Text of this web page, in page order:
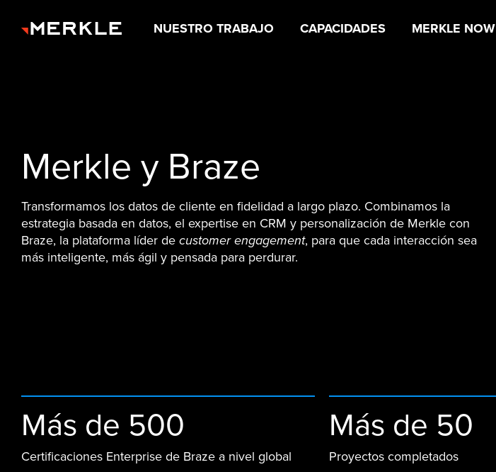
NUESTRO TRABAJO CAPACIDADES MERKLE NOW
Merkle y Braze
Transformamos los datos de cliente en fidelidad a largo plazo. Combinamos la
estrategia basada en datos, el expertise en CRM y personalización de Merkle con
Braze, la plataforma líder decustomer engagement, para que cada interacción sea
más inteligente, más ágil y pensada para perdurar.
Más de 500
Certificaciones Enterprise de Braze a nivel global
Más de 50
Proyectos completados